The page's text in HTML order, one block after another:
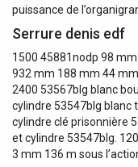
puissance de
Serrure denis edf
1500 45881nodp 98
932 mm 188 mm 44
2400 53567blg blanc
cylindre 53547blg blanc
cylindre clé prisonnière
et cylindre 53547blg.
3 mm 136 m sous